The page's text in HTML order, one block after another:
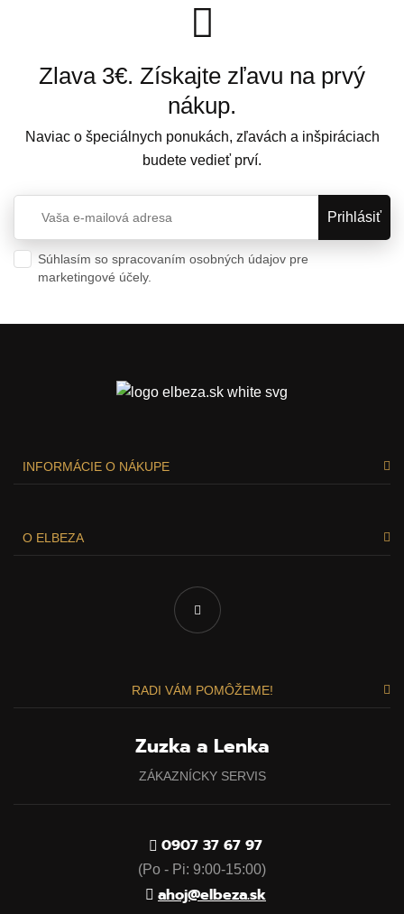
Zlava 3€. Získajte zľavu na prvý
nákup.
Naviac o špeciálnych ponukách, zľavách a inšpiráciach
budete vedieť prví.
Súhlasím so spracovaním osobných údajov pre
marketingové účely.
INFORMÁCIE O NÁKUPE
O ELBEZA
RADI VÁM POMÔŽEME!
Zuzka a Lenka
ZÁKAZNÍCKY SERVIS
0907 37 67 97
(Po - Pi: 9:00-15:00)
ahoj@elbeza.sk